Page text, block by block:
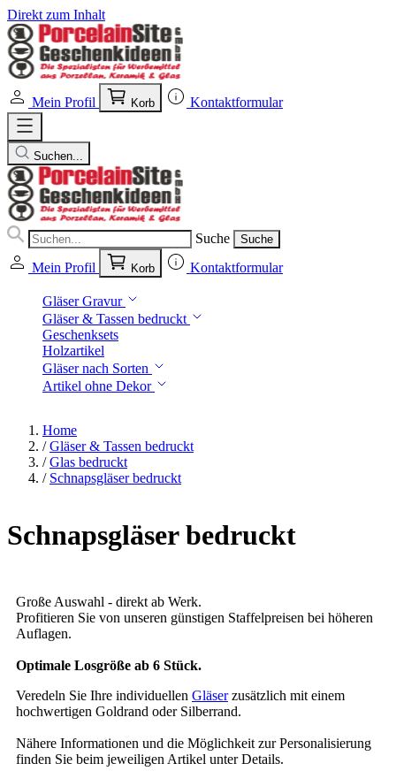
Direkt zum Inhalt
Mein Profil Korb Kontaktformular
Suchen...
Suche Suche
Mein Profil Korb Kontaktformular
Gläser Gravur
Gläser & Tassen bedruckt
Geschenksets
Holzartikel
Gläser nach Sorten
Artikel ohne Dekor
Home
/ Gläser & Tassen bedruckt
/ Glas bedruckt
/ Schnapsgläser bedruckt
Schnapsgläser bedruckt
Große Auswahl - direkt ab Werk.
Profitieren Sie von unseren günstigen Staffelpreisen bei höheren
Auflagen.
Optimale Losgröße ab 6 Stück.
Veredeln Sie Ihre individuellen Gläserzusätzlich mit einem
hochwertigen Goldrand oder Silberrand.
Nähere Informationen und die Möglichkeit zur Personalisierung
finden Sie beim jeweiligen Artikel unter Details.